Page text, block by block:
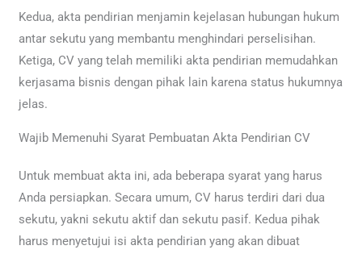
Kedua, akta pendirian menjamin kejelasan hubungan hukum
antar sekutu yang membantu menghindari perselisihan.
Ketiga, CV yang telah memiliki akta pendirian memudahkan
kerjasama bisnis dengan pihak lain karena status hukumnya
jelas.
Wajib Memenuhi Syarat Pembuatan Akta Pendirian CV
Untuk membuat akta ini, ada beberapa syarat yang harus
Anda persiapkan. Secara umum, CV harus terdiri dari dua
sekutu, yakni sekutu aktif dan sekutu pasif. Kedua pihak
harus menyetujui isi akta pendirian yang akan dibuat